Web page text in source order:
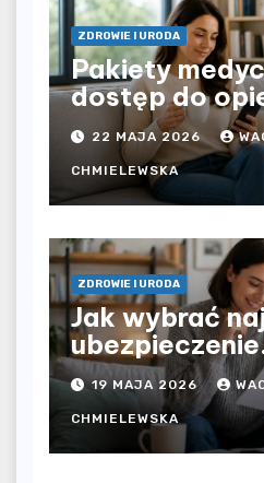
ZDROWIE I URODA
Pakiety
dostęp do
zdrowotnej
ograniczeń
czy prywatna
większą
22 MAJA 2026
CHMIELEWSKA
ZDROWIE I URODA
Jak wybrać
ubezpieczenie
kosztownych
19 MAJA 2026
CHMIELEWSKA